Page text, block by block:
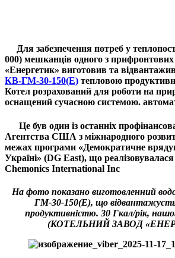
Для забезпечення потреб у
000) мешканців одного з
«Енергетик» виготовив та
КВ-ГМ-30-150(Е) тепловою
Котел розрахований для роботи на
оснащений сучасною системою.
Це був один із останніх
Агентства США з міжнародного
межах програми «Демократичне
Україні» (DG East), що
Chemonics International Inc
На фото показано виготовленний
ГМ-30-150(Е), що
продуктивністю. 30 Гкал/рік,
(КОТЕЛЬНИЙ ЗАВОД